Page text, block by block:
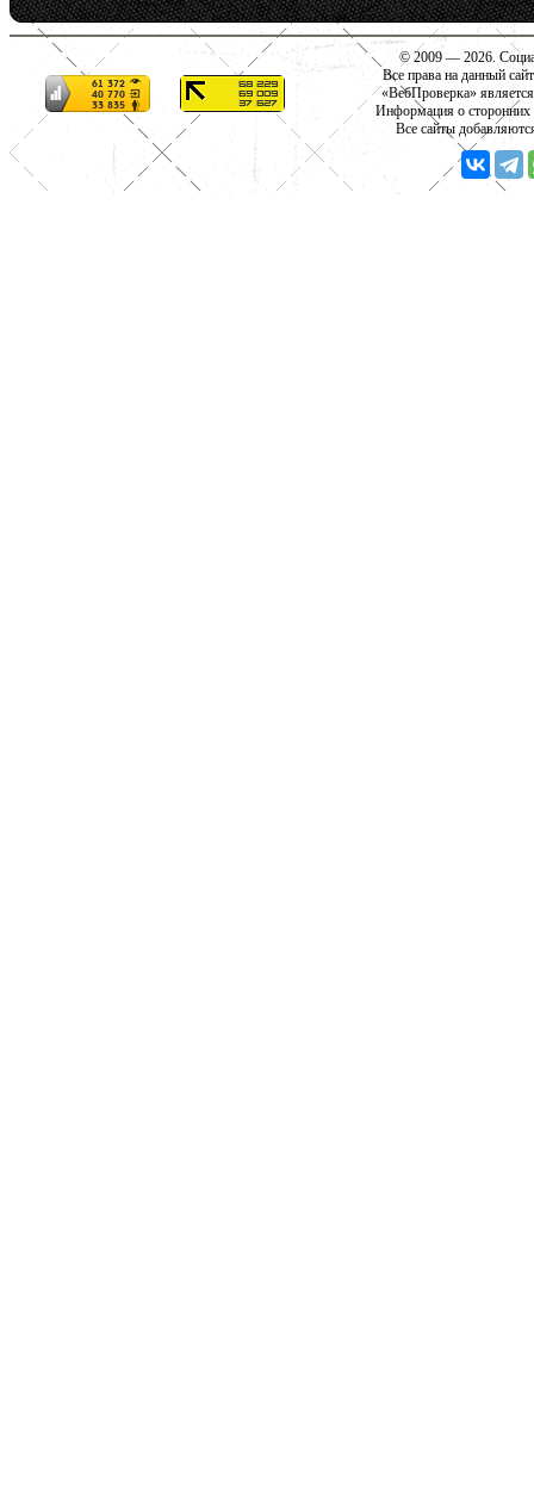
© 2009 — 2026.
Все права на данный
«ВебПроверка»
Информация о сторонних
Все сайты